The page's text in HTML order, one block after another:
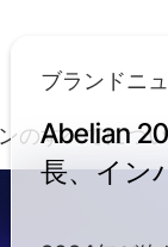
のすべてにつ
ブランドニ
Abelian
長、イン